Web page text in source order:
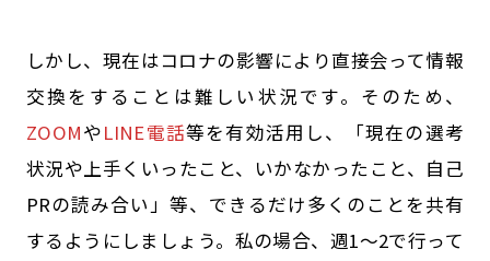
しかし、現在はコロナの影響により直接会って情報
交換をすることは難しい状況です。そのため、
ZOOMやLINE電話等を有効活用し、「現在の選考
状況や上手くいったこと、いかなかったこと、自己
PRの読み合い」等、できるだけ多くのことを共有
するようにしましょう。私の場合、週1～2で行って